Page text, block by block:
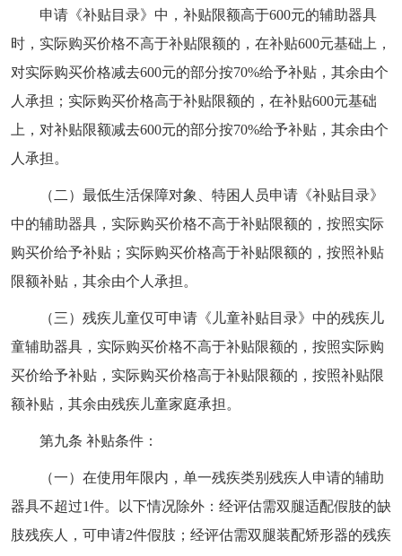
申请《补贴目录》中，补贴限额高于600元的辅助器具
时，实际购买价格不高于补贴限额的，在补贴600元基础上，
对实际购买价格减去600元的部分按70%给予补贴，其余由个
人承担；实际购买价格高于补贴限额的，在补贴600元基础
上，对补贴限额减去600元的部分按70%给予补贴，其余由个
人承担。
（二）最低生活保障对象、特困人员申请《补贴目录》
中的辅助器具，实际购买价格不高于补贴限额的，按照实际
购买价给予补贴；实际购买价格高于补贴限额的，按照补贴
限额补贴，其余由个人承担。
（三）残疾儿童仅可申请《儿童补贴目录》中的残疾儿
童辅助器具，实际购买价格不高于补贴限额的，按照实际购
买价给予补贴，实际购买价格高于补贴限额的，按照补贴限
额补贴，其余由残疾儿童家庭承担。
第九条 补贴条件：
（一）在使用年限内，单一残疾类别残疾人申请的辅助
器具不超过1件。以下情况除外：经评估需双腿适配假肢的缺
肢残疾人，可申请2件假肢；经评估需双腿装配矫形器的残疾